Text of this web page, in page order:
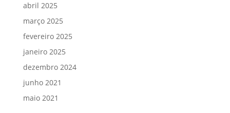
abril 2025
março 2025
fevereiro 2025
janeiro 2025
dezembro 2024
junho 2021
maio 2021